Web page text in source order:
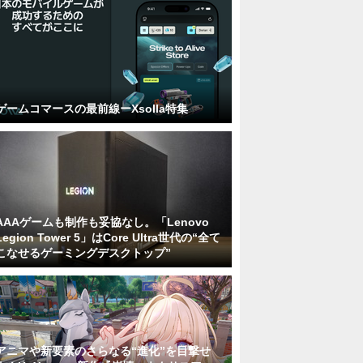
ームコマースの最前線ーXsolla特集
ゲームも制作も妥協なし。「Lenovo
Tower 5」はCore Ultra世代の“全て
なせるゲーミングデスクトップ”
ニマや新要素のさらなる“進化”を目撃せ